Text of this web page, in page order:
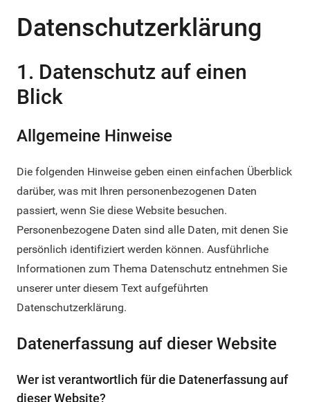
Datenschutz­erklärung
1. Datenschutz auf einen
Blick
Allgemeine Hinweise
Die folgenden Hinweise geben einen einfachen Überblick
darüber, was mit Ihren personenbezogenen Daten
passiert, wenn Sie diese Website besuchen.
Personenbezogene Daten sind alle Daten, mit denen Sie
persönlich identifiziert werden können. Ausführliche
Informationen zum Thema Datenschutz entnehmen Sie
unserer unter diesem Text aufgeführten
Datenschutzerklärung.
Datenerfassung auf dieser Website
Wer ist verantwortlich für die Datenerfassung auf
dieser Website?